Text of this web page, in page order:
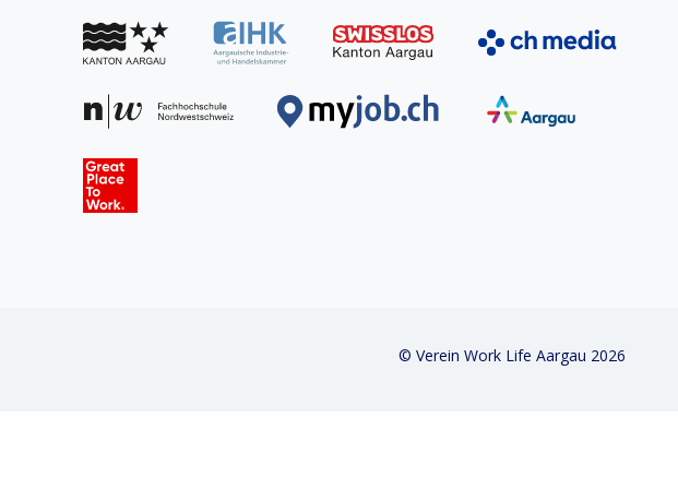
© Verein Work Life Aargau 2026